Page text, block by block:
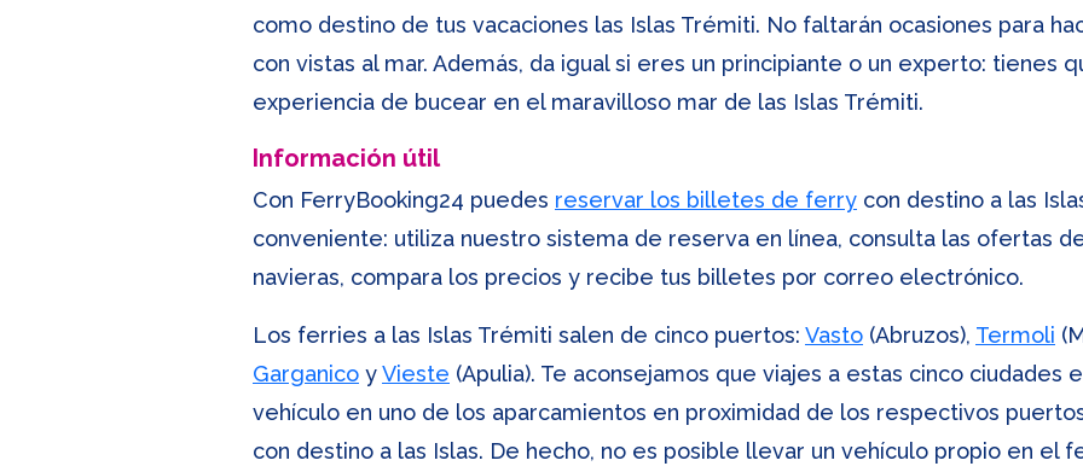
como destino de tus vacaciones las Islas Trémiti. No faltarán ocasiones para
con vistas al mar. Además, da igual si eres un principiante o un experto: tienes
experiencia de bucear en el maravilloso mar de las Islas Trémiti.
Información útil
Con FerryBooking24 puedes reservar los billetes de ferry con destino a las
conveniente: utiliza nuestro sistema de reserva en línea, consulta las ofertas
navieras, compara los precios y recibe tus billetes por correo electrónico.
Los ferries a las Islas Trémiti salen de cinco puertos: Vasto (Abruzos), Termoli
Garganico yVieste (Apulia). Te aconsejamos que viajes a estas cinco ciudades
vehículo en uno de los aparcamientos en proximidad de los respectivos
con destino a las Islas. De hecho, no es posible llevar un vehículo propio en el